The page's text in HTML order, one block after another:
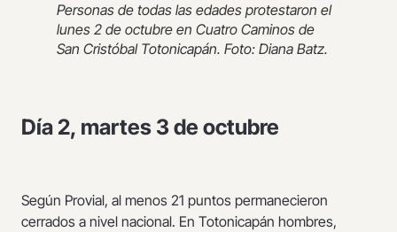
Personas de todas las edades protestaron el
lunes 2 de octubre en Cuatro Caminos de
San Cristóbal Totonicapán. Foto: Diana Batz.
Día 2, martes 3 de octubre
Según Provial, al menos 21 puntos permanecieron
cerrados a nivel nacional. En Totonicapán hombres,